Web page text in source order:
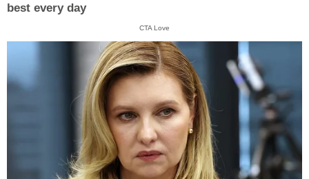
best every day
CTA Love